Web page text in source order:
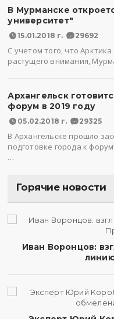
В Мурманске
университет"
15.01.2018 г. 29692
С учетом того, что
растущего внимания,
Архангельск
форум в 2019 году
05.02.2018 г. 29325
В Архангельске прошло
подготовке города к
…
Горячие новости
Иван Воронцов: